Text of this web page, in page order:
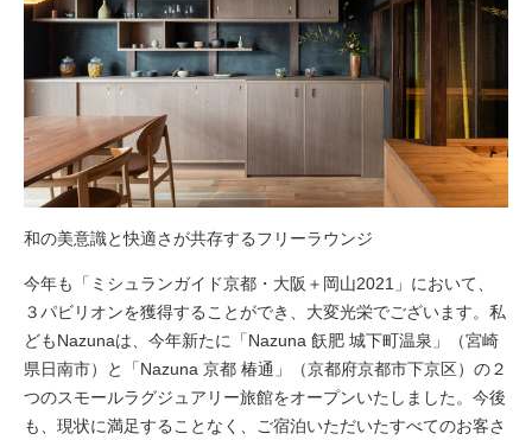
和の美意識と快適さが共存するフリーラウンジ
今年も「ミシュランガイド京都・大阪＋岡山2021」において、
３パビリオンを獲得することができ、大変光栄でございます。私
どもNazunaは、今年新たに「Nazuna 飫肥 城下町温泉」（宮崎
県日南市）と「Nazuna 京都 椿通」（京都府京都市下京区）の２
つのスモールラグジュアリー旅館をオープンいたしました。今後
も、現状に満足することなく、ご宿泊いただいたすべてのお客さ